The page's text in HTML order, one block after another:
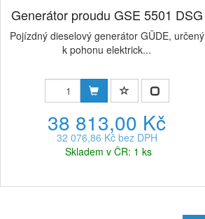
Generátor proudu GSE 5501 DSG
Pojízdný dieselový generátor GÜDE, určený
k pohonu elektrick...
38 813,00 Kč
32 076,86 Kč bez DPH
Skladem v ČR: 1 ks